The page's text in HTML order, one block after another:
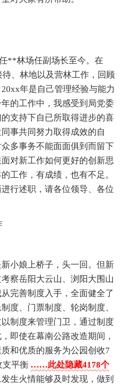
**林场任副场长至今。在
、林地以及营林工作，回顾
年是自己管理经验与能力
的工作中，我感受到局党委
支持下自已所取得进步的喜
事共同努力取得成效的自
多事务不能面面俱到而留下
对新工作如何更好的创新思
工作，有成绩，也有不足。
行述职，请各位领导、各位
小娘上桥子，头一回。但新
察岳阳大云山、浏阳大围山
完善制度入手，全面健全了
度、门票制度、轮岗制度、
制度来管理门卫，通过制度
即使在幕南公路改造期间，
和优质的服务为公园创收7
支平衡 ……此处隐藏4178个
生火情能够及时发现，做到